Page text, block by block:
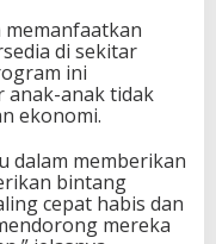
di sekitar
ini
anak-anak tidak
ekonomi.
dalam memberikan
bintang
cepat habis dan
mereka